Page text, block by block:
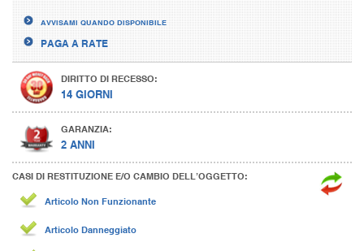
AVVISAMI QUANDO DISPONIBILE
PAGA A RATE
DIRITTO DI RECESSO:
14 GIORNI
GARANZIA:
2 ANNI
CASI DI RESTITUZIONE E/O CAMBIO DELL’OGGETTO:
Articolo Non Funzionante
Articolo Danneggiato